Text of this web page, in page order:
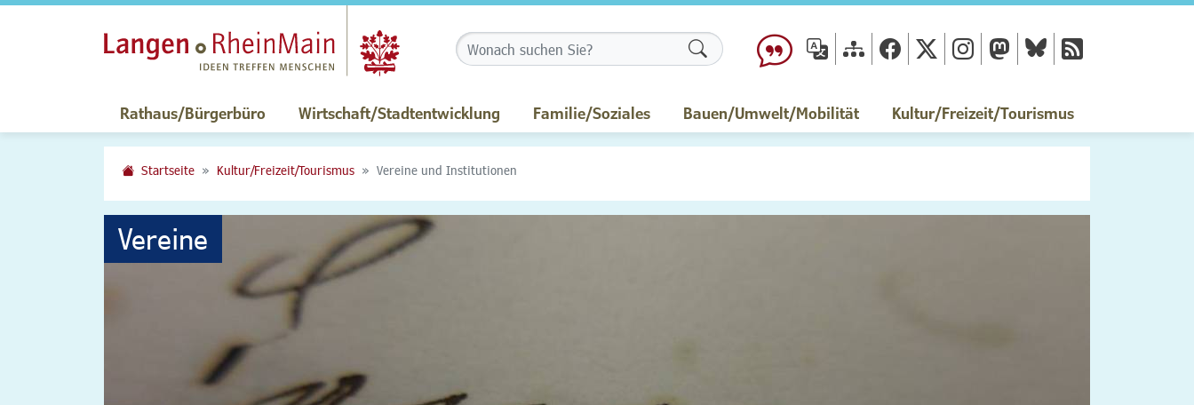
Formularschaltfläche
Rathaus/Bürgerbüro Wirtschaft/Stadtentwicklung Familie/Soziales Bauen/Umwelt/Mobilität Kultur/Freizeit/Tourismus
Startseite Kultur/Freizeit/Tourismus Vereine und Institutionen
Vereine